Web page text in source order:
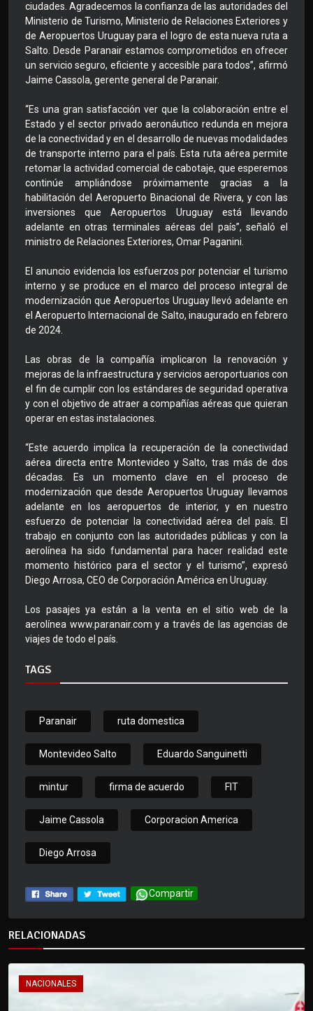
ciudades. Agradecemos la confianza de las autoridades del
Ministerio de Turismo, Ministerio de Relaciones Exteriores y
de Aeropuertos Uruguay para el logro de esta nueva ruta a
Salto. Desde Paranair estamos comprometidos en ofrecer
un servicio seguro, eficiente y accesible para todos”, afirmó
Jaime Cassola, gerente general de Paranair.
“Es una gran satisfacción ver que la colaboración entre el
Estado y el sector privado aeronáutico redunda en mejora
de la conectividad y en el desarrollo de nuevas modalidades
de transporte interno para el país. Esta ruta aérea permite
retomar la actividad comercial de cabotaje, que esperemos
continúe ampliándose próximamente gracias a la
habilitación del Aeropuerto Binacional de Rivera, y con las
inversiones que Aeropuertos Uruguay está llevando
adelante en otras terminales aéreas del país”, señaló el
ministro de Relaciones Exteriores, Omar Paganini.
El anuncio evidencia los esfuerzos por potenciar el turismo
interno y se produce en el marco del proceso integral de
modernización que Aeropuertos Uruguay llevó adelante en
el Aeropuerto Internacional de Salto, inaugurado en febrero
de 2024.
Las obras de la compañía implicaron la renovación y
mejoras de la infraestructura y servicios aeroportuarios con
el fin de cumplir con los estándares de seguridad operativa
y con el objetivo de atraer a compañías aéreas que quieran
operar en estas instalaciones.
“Este acuerdo implica la recuperación de la conectividad
aérea directa entre Montevideo y Salto, tras más de dos
décadas. Es un momento clave en el proceso de
modernización que desde Aeropuertos Uruguay llevamos
adelante en los aeropuertos de interior, y en nuestro
esfuerzo de potenciar la conectividad aérea del país. El
trabajo en conjunto con las autoridades públicas y con la
aerolínea ha sido fundamental para hacer realidad este
momento histórico para el sector y el turismo”, expresó
Diego Arrosa, CEO de Corporación América en Uruguay.
Los pasajes ya están a la venta en el sitio web de la
aerolínea www.paranair.com y a través de las agencias de
viajes de todo el país.
TAGS
Paranair ruta domestica
Montevideo Salto Eduardo Sanguinetti
mintur firma de acuerdo FIT
Jaime Cassola Corporacion America
Diego Arrosa
Compartir
RELACIONADAS
NACIONALES